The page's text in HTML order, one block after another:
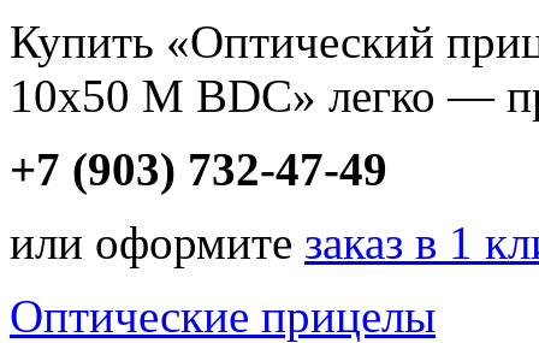
Купить «Оптический
10x50 M BDC» легко —
+7 (903) 732-47-49
или оформите заказ в 1
Оптические прицелы